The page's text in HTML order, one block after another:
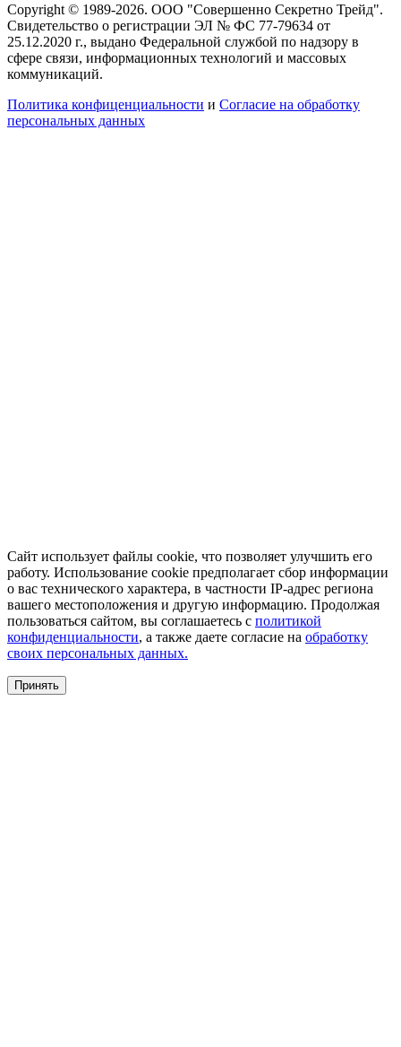
Copyright © 1989-2026. ООО "Совершенно Секретно Трейд".
Свидетельство о регистрации ЭЛ № ФС 77-79634 от
25.12.2020 г., выдано Федеральной службой по надзору в
сфере связи, информационных технологий и массовых
коммуникаций.
Политика конфиценциальности и Согласие на обработку
персональных данных
Сайт использует файлы cookie, что позволяет улучшить его
работу. Использование cookie предполагает сбор информации
о вас технического характера, в частности IP-адрес региона
вашего местоположения и другую информацию. Продолжая
пользоваться сайтом, вы соглашаетесь с политикой
конфиденциальности, а также даете согласие на обработку
своих персональных данных.
Принять